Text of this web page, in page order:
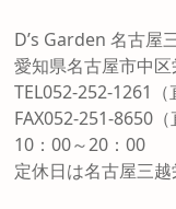
D’s Garden 名古屋
愛知県名古屋市中
TEL052-252-1261（
FAX052-251-8650（
10：00～20：00
定休日は名古屋三越